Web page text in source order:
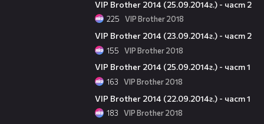
VIP Brother 2014 (25.09.2014г.) - част 2
225 VIP Brother 2018
VIP Brother 2014 (23.09.2014г.) - част 2
155 VIP Brother 2018
VIP Brother 2014 (25.09.2014г.) - част 1
163 VIP Brother 2018
VIP Brother 2014 (22.09.2014г.) - част 1
183 VIP Brother 2018